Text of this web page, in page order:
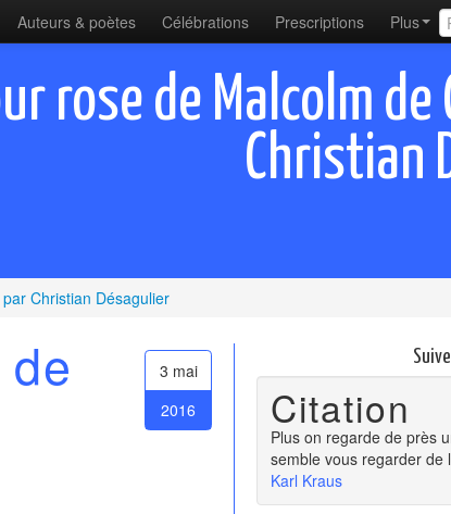
Auteurs & poètes Célébrations Prescriptions Plus
rose de Malcolm de
Christian
Christian Désagulier
3 mai
2016
Citation
Plus on regarde de près
semble vous regarder de
Karl Kraus